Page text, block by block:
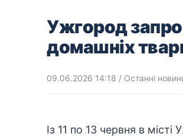
Ужгород
домашніх
09.06.2026 14:18 / Останні
Із 11 по 13 червня в місті